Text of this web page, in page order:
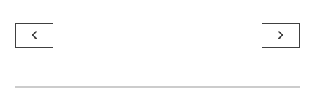
Beitragsnavigation
navigate_before navigate_next